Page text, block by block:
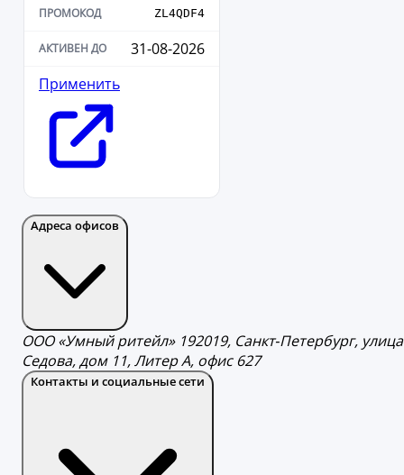
ZL4QDF4
31-08-2026
Применить
Адреса офисов
ООО «Умный ритейл» 192019, Санкт‑Петербург, улица
Седова, дом 11, Литер А, офис 627
Контакты и социальные сети